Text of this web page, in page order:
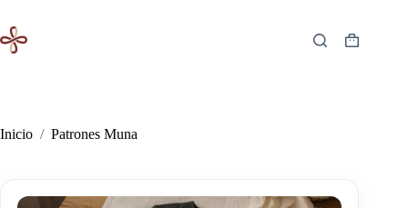
contenido
Carro
Inicio / Patrones Muna